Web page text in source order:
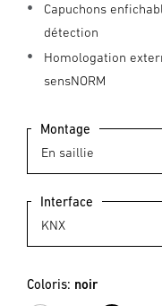
Capuchons
détection
Homologation
sensNORM
Montage
Interface
Coloris: noir